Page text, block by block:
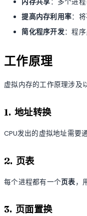
提高内存利用率：
简化程序开发：程
工作原理
虚拟内存的工作原理涉及
1. 地址转换
CPU发出的虚拟地址需要
2. 页表
每个进程都有一个页表，
3. 页面置换